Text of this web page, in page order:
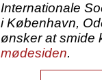
Internationale
i København,
ønsker at smide
mødesiden.